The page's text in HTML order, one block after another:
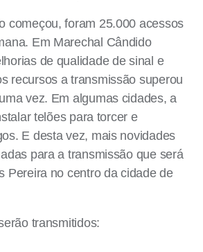
começou, foram 25.000 acessos
Em Marechal Cândido
de qualidade de sinal e
recursos a transmissão superou
vez. Em algumas cidades, a
telões para torcer e
E desta vez, mais novidades
para a transmissão que será
Pereira no centro da cidade de
transmitidos: